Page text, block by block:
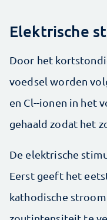
Elektrische
Door het
voedsel worden
en Cl--ionen in het
gehaald zodat het
De elektrische
Eerst geeft het
kathodische